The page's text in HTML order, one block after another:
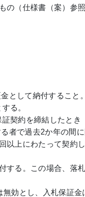
の（仕様書（案）参照
として納付すること
る。
契約を締結したとき
者で過去2か年の間に
以上にわたって契約
する。この場合、落
無効とし、入札保証金